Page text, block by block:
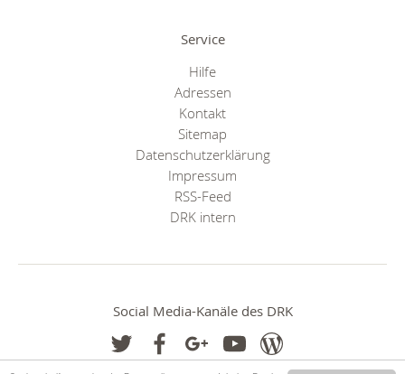
Service
Hilfe
Adressen
Kontakt
Sitemap
Datenschutzerklärung
Impressum
RSS-Feed
DRK intern
Social Media-Kanäle des DRK